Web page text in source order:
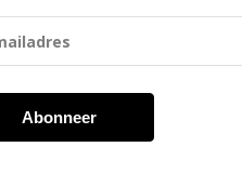
Retourneren binnen 30 dagen
-60%Abonneer